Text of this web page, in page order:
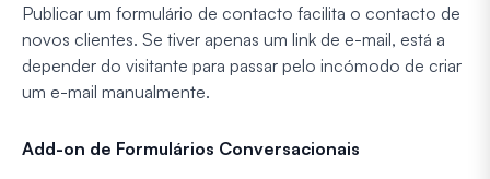
Publicar um formulário de contacto facilita o contacto de
novos clientes. Se tiver apenas um link de e-mail, está a
depender do visitante para passar pelo incómodo de criar
um e-mail manualmente.
Add-on de Formulários Conversacionais